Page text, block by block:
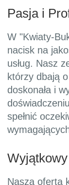
Pasja i
W "Kwiaty-
nacisk na
usług. Nasz
którzy dbają
doskonała i
spełnić
Nasza oferta